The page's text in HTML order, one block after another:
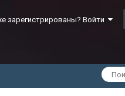
зарегистрированы? Войти